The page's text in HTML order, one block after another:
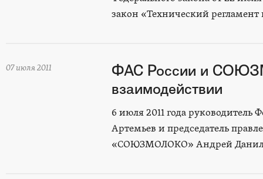
закон «Технический
07 июля 2011
ФАС России и
взаимодействии
6 июля 2011 года
Артемьев и председатель
«СОЮЗМОЛОКО» Андрей